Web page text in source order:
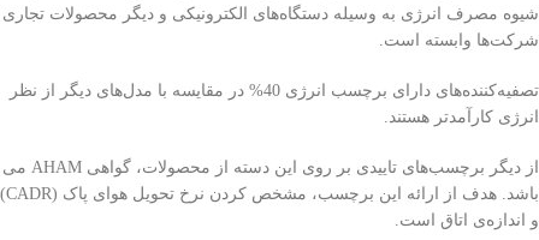
شیوه مصرف انرژی به وسیله دستگاه‌های الکترونیکی و دیگر محصولات تجاری
شرکت‌ها وابسته است.
تصفیه‌کننده‌های دارای برچسب انرژی 40% در مقایسه با مدل‌های دیگر از نظر
انرژی کارآمدتر هستند.
از دیگر برچسب‌های تاییدی بر روی این دسته از محصولات، گواهی AHAM می
باشد. هدف از ارائه این برچسب، مشخص کردن نرخ تحویل هوای پاک (CADR)
و اندازه‌ی اتاق است.